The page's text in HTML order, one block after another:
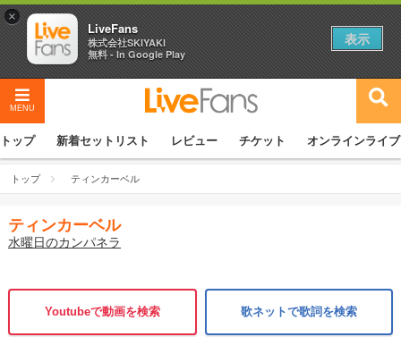
MENU
トップ 新着セットリスト レビュー チケット オンラインライブ
トップ ティンカーベル
ティンカーベル
水曜日のカンパネラ
Youtubeで動画を検索 歌ネットで歌詞を検索
×
LiveFans
株式会社SKIYAKI
無料 - In Google Play
表示